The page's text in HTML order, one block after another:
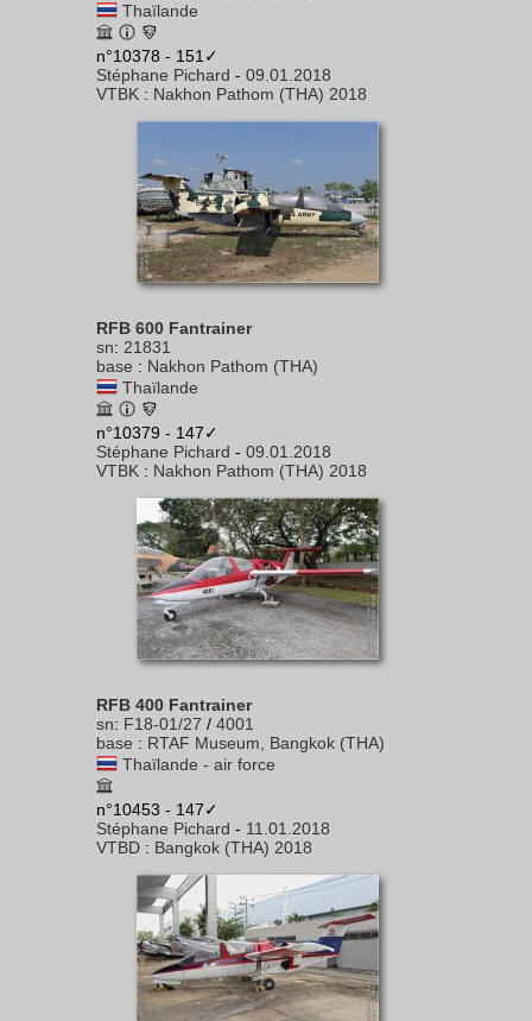
Thaïlande
n°10378 - 151✓
Stéphane Pichard - 09.01.2018
VTBK : Nakhon Pathom (THA) 2018
RFB 600 Fantrainer
sn: 21831
base : Nakhon Pathom (THA)
Thaïlande
n°10379 - 147✓
Stéphane Pichard - 09.01.2018
VTBK : Nakhon Pathom (THA) 2018
RFB 400 Fantrainer
sn: F18-01/27 / 4001
base : RTAF Museum, Bangkok (THA)
Thaïlande - air force
n°10453 - 147✓
Stéphane Pichard - 11.01.2018
VTBD : Bangkok (THA) 2018